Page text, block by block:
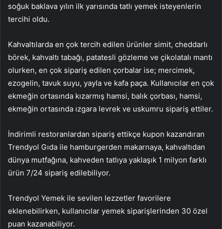
soğuk baklava yılın ilk yarısında tatlı yemek isteyenlerin
tercihi oldu.
Kahvaltılarda en çok tercih edilen ürünler simit, cheddarlı
börek, kahvaltı tabağı, patatesli gözleme ve çikolatalı mantı
olurken, en çok sipariş edilen çorbalar ise; mercimek,
ezogelin, tavuk suyu, yayla ve kafa paça. Kullanıcılar en çok
ekmeğin ortasında kızarmış hamsi, balık çorbası, hamsi,
ekmeğin ortasında ızgara levrek ve uskumru sipariş ettiler.
İndirimli restoranlardan sipariş ettikçe kupon kazandıran
Trendyol Gıda ile hamburgerden makarnaya, kahvaltıdan
dünya mutfağına, kahveden tatlıya yaklaşık 1 milyon farklı
ürün 7/24 sipariş edilebiliyor.
Trendyol Yemek ile sevilen lezzetler favorilere
eklenebilirken, kullanıcılar yemek siparişlerinden 30 özel
puan kazanabiliyor.